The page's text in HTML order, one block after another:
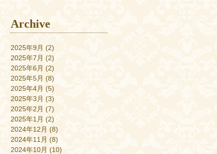
Archive
2025年9月 (2)
2025年7月 (2)
2025年6月 (2)
2025年5月 (8)
2025年4月 (5)
2025年3月 (3)
2025年2月 (7)
2025年1月 (2)
2024年12月 (8)
2024年11月 (8)
2024年10月 (10)